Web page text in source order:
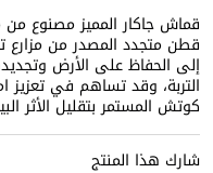
قطن متجدد المصدر من مزارع
إلى الحفاظ على الأرض
التربة، وقد تساهم في تعزيز
كوتش المستمر بتقليل الأثر
شارك هذا المنتج